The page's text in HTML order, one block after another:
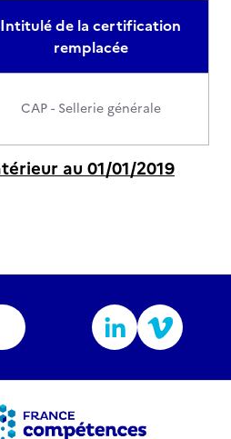
Intitulé de la certification
remplacée
CAP - Sellerie générale
au 01/01/2019